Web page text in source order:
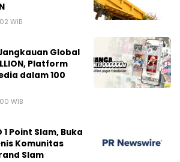
WIB
Global
Platform
dalam 100
WIB
Point Slam, Buka
Komunitas
Slam